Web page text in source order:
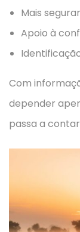
Mais
Apoio à
Com
depender
passa a